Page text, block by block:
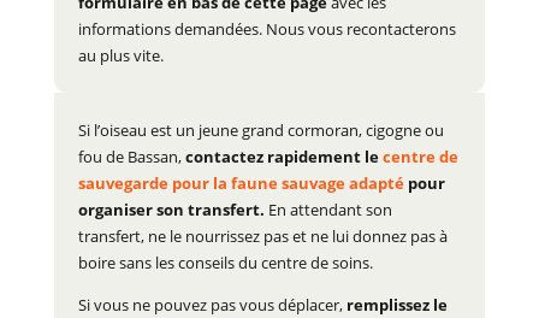
informations demandées. Nous vous recontacterons
au plus vite.
Si l’oiseau est un jeune grand cormoran, cigogne ou
fou de Bassan,contactez rapidement lecentre de
sauvegarde pour la faune sauvage adaptépour
organiser son transfert. En attendant son
transfert, ne le nourrissez pas et ne lui donnez pas à
boire sans les conseils du centre de soins.
Si vous ne pouvez pas vous déplacer, remplissez le